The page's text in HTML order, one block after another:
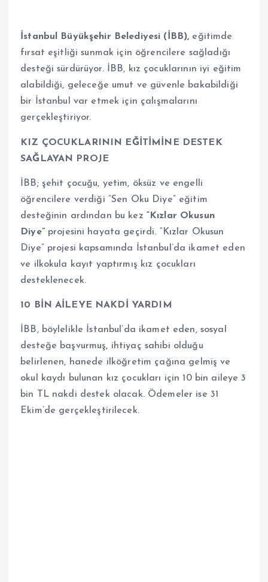
İstanbul Büyükşehir Belediyesi (İBB), eğitimde
fırsat eşitliği sunmak için öğrencilere sağladığı
desteği sürdürüyor. İBB, kız çocuklarının iyi eğitim
alabildiği, geleceğe umut ve güvenle bakabildiği
bir İstanbul var etmek için çalışmalarını
gerçekleştiriyor.
KIZ ÇOCUKLARININ EĞİTİMİNE DESTEK
SAĞLAYAN PROJE
İBB; şehit çocuğu, yetim, öksüz ve engelli
öğrencilere verdiği “Sen Oku Diye” eğitim
desteğinin ardından bu kez “Kızlar Okusun
Diye”projesini hayata geçirdi. “Kızlar Okusun
Diye” projesi kapsamında İstanbul’da ikamet eden
ve ilkokula kayıt yaptırmış kız çocukları
desteklenecek.
10 BİN AİLEYE NAKDİ YARDIM
İBB, böylelikle İstanbul’da ikamet eden, sosyal
desteğe başvurmuş, ihtiyaç sahibi olduğu
belirlenen, hanede ilköğretim çağına gelmiş ve
okul kaydı bulunan kız çocukları için 10 bin aileye 3
bin TL nakdi destek olacak. Ödemeler ise 31
Ekim’de gerçekleştirilecek.